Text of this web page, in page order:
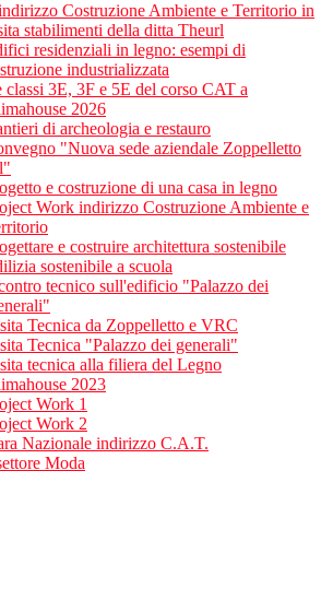
Costruzione Ambiente e Territorio in
stabilimenti della ditta Theurl
residenziali in legno: esempi di
industrializzata
classi 3E, 3F e 5E del corso CAT a
2026
di archeologia e restauro
"Nuova sede aziendale Zoppelletto
e costruzione di una casa in legno
Work indirizzo Costruzione Ambiente e
e costruire architettura sostenibile
sostenibile a scuola
tecnico sull'edificio "Palazzo dei
Tecnica da Zoppelletto e VRC
Tecnica "Palazzo dei generali"
tecnica alla filiera del Legno
2023
Work 1
Work 2
Nazionale indirizzo C.A.T.
Moda